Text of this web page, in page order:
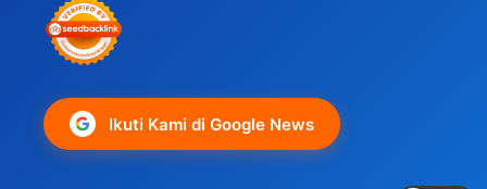
Ikuti Kami di Google News